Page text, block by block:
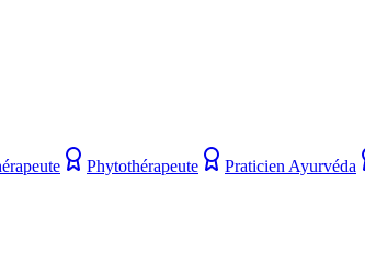
Phytothérapeute Praticien Ayurvéda